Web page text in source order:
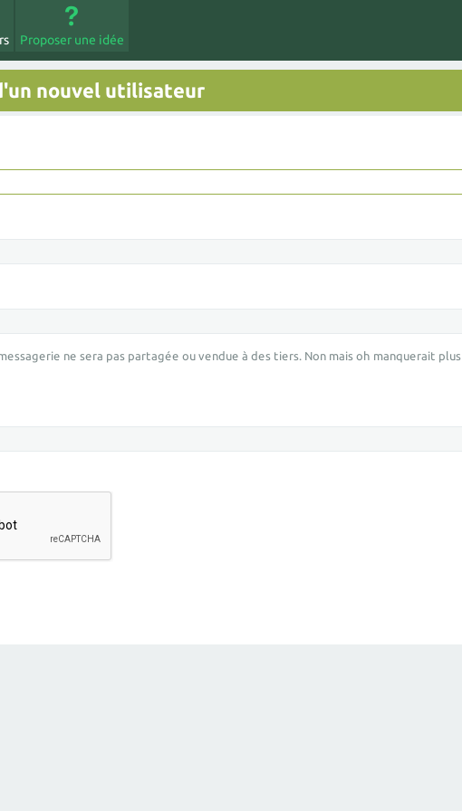
Proposer une idée
nouvel utilisateur
ne sera pas partagée ou vendue à des tiers. Non mais oh manquerait plus